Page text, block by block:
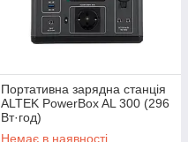
Портативна зарядна станція
ALTEK PowerBox AL 300 (296
Вт·год)
Немає в наявності